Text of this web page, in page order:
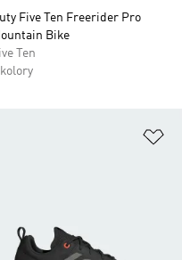
Five Ten Freerider Pro
Bike
Ten